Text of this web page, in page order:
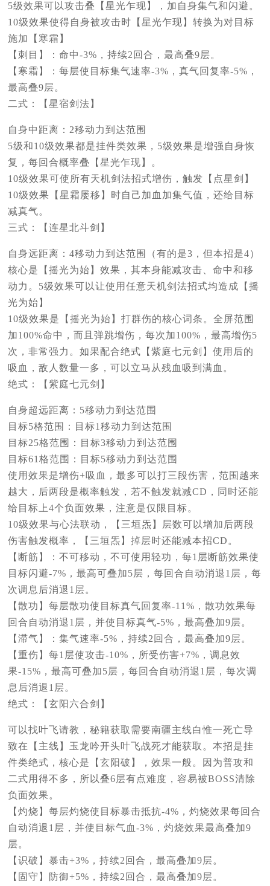
5级效果可以攻击叠【星光乍现】，加自身集气和闪避。
10级效果使得自身被攻击时【星光乍现】转换为对目标
施加【寒霜】
【刺目】：命中-3%，持续2回合，最高叠9层。
【寒霜】：每层使目标集气速率-3%，真气回复率-5%，
最高叠9层。
二式：【星宿剑法】
自身中距离：2移动力到达范围
5级和10级效果都是挂件类效果，5级效果是增强自身恢
复，每回合概率叠【星光乍现】。
10级效果可使所有天机剑法招式增伤，触发【点星剑】
10级效果【星霜屡移】时自己加血加集气值，还给目标
减真气。
三式：【连星北斗剑】
自身远距离：4移动力到达范围（有的是3，但本招是4）
核心是【摇光为始】效果，其本身能减攻击、命中和移
动力。5级效果可以让使用任意天机剑法招式均造成【摇
光为始】
10级效果是【摇光为始】打群伤的核心词条。全屏范围
加100%命中，而且弹跳增伤，每次加100%，最高增伤5
次，非常强力。如果配合绝式【紫庭七元剑】使用后的
吸血，敌人数量一多，可以立马从残血吸到满血。
绝式：【紫庭七元剑】
自身超远距离：5移动力到达范围
目标5格范围：目标1移动力到达范围
目标25格范围：目标3移动力到达范围
目标61格范围：目标5移动力到达范围
使用效果是增伤+吸血，最多可以打三段伤害，范围越来
越大，后两段是概率触发，若不触发就减CD，同时还能
给目标上4个负面效果，注意是仅限目标。
10级效果与心法联动，【三垣炁】层数可以增加后两段
伤害触发概率，【三垣炁】掉层时还能减本招CD。
【断筋】：不可移动，不可使用轻功，每1层断筋效果使
目标闪避-7%，最高可叠加5层，每回合自动消退1层，每
次调息后消退1层。
【散功】每层散功使目标真气回复率-11%，散功效果每
回合自动消退1层，并使目标真气-5%，最高叠加9层。
【滞气】：集气速率-5%，持续2回合，最高叠加9层。
【重伤】每1层使攻击-10%，所受伤害+7%，调息效
果-15%，最高可叠加5层，每回合自动消退1层，每次调
息后消退1层。
绝式：【玄阳六合剑】
可以找叶飞请教，秘籍获取需要南疆主线白惟一死亡导
致在【主线】玉龙吟开头叶飞战死才能获取。本招是挂
件类绝式，核心是【玄阳破】，效果一般。因为普攻和
二式用得不多，所以叠6层有点难度，容易被BOSS清除
负面效果。
【灼烧】每层灼烧使目标暴击抵抗-4%，灼烧效果每回合
自动消退1层，并使目标气血-3%，灼烧效果最高叠加9
层。
【识破】暴击+3%，持续2回合，最高叠加9层。
【固守】防御+5%，持续2回合，最高叠加9层。